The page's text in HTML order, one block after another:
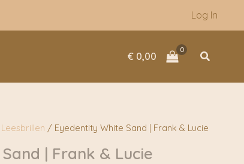
Log In
€ 0,00 Zoeken
Leesbrillen / Eyedentity White Sand | Frank & Lucie
| Frank & Lucie